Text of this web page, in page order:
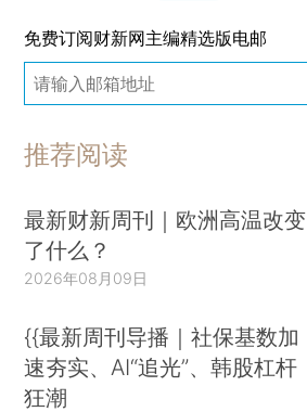
免费订阅财新网主编精选版电邮
推荐阅读
最新财新周刊｜欧洲高温改变
了什么？
2026年08月09日
{{最新周刊导播｜社保基数加
速夯实、AI“追光”、韩股杠杆
狂潮